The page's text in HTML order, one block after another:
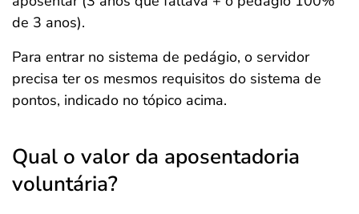
de 3 anos).
Para entrar no sistema de pedágio, o servidor
precisa ter os mesmos requisitos do sistema de
pontos, indicado no tópico acima.
Qual o valor da aposentadoria
voluntária?